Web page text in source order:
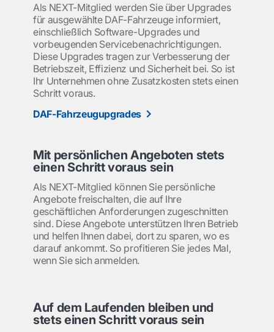
Als NEXT-Mitglied werden Sie über Upgrades
für ausgewählte DAF-Fahrzeuge informiert,
einschließlich Software-Upgrades und
vorbeugenden Servicebenachrichtigungen.
Diese Upgrades tragen zur Verbesserung der
Betriebszeit, Effizienz und Sicherheit bei. So ist
Ihr Unternehmen ohne Zusatzkosten stets einen
Schritt voraus.
DAF-Fahrzeugupgrades
Mit persönlichen Angeboten stets
einen Schritt voraus sein
Als NEXT-Mitglied können Sie persönliche
Angebote freischalten, die auf Ihre
geschäftlichen Anforderungen zugeschnitten
sind. Diese Angebote unterstützen Ihren Betrieb
und helfen Ihnen dabei, dort zu sparen, wo es
darauf ankommt. So profitieren Sie jedes Mal,
wenn Sie sich anmelden.
Auf dem Laufenden bleiben und
stets einen Schritt voraus sein